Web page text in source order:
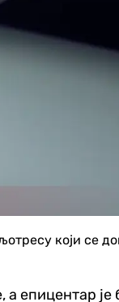
који се
епицентар